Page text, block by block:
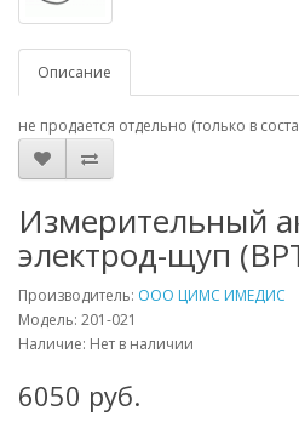
Описание
не продается отдельно (только в
Измерительный
электрод-щуп
Производитель: ООО ЦИМС ИМЕДИС
Модель: 201-021
Наличие: Нет в наличии
6050 руб.